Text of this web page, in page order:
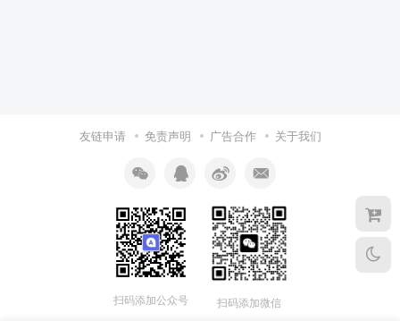
友链申请 免责声明 广告合作 关于我们
扫码添加公众号 扫码添加微信